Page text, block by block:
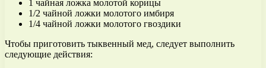
1 чайная ложка молотой корицы
1/2 чайной ложки молотого имбиря
1/4 чайной ложки молотого гвоздики
Чтобы приготовить тыквенный мед, следует выполнить
следующие действия: